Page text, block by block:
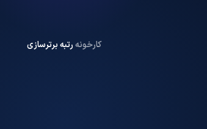
کارخونهرتبه برترسازی